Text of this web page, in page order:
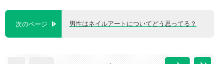
次のページ 男性はネイルアートについてどう思ってる？